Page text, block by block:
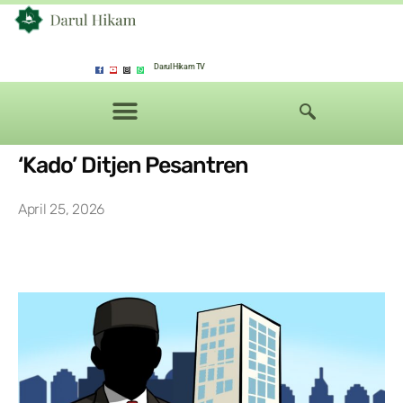
Darul Hikam TV
‘Kado’ Ditjen Pesantren
April 25, 2026